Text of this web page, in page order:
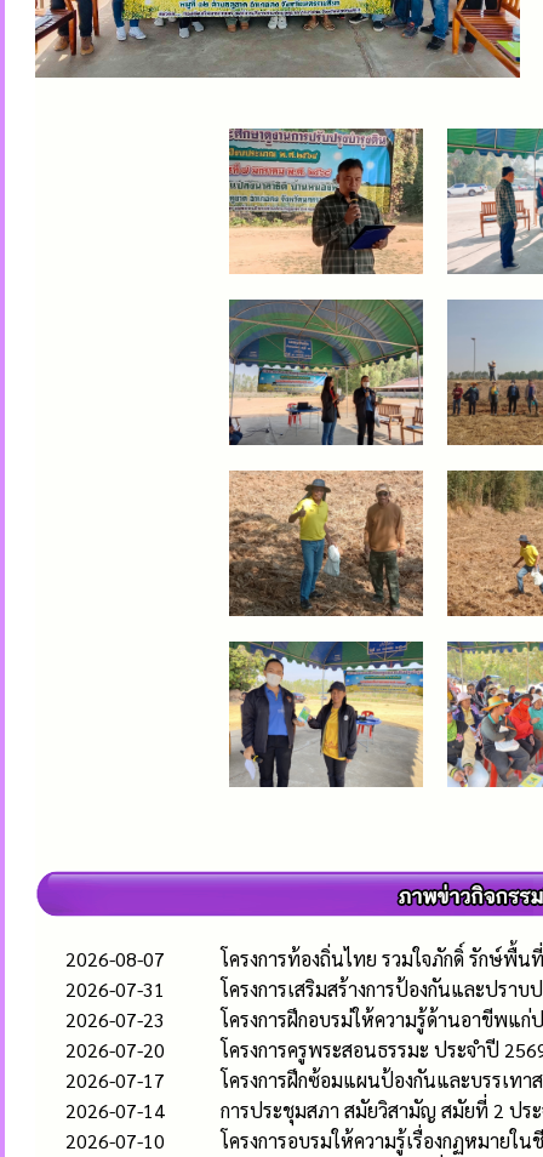
2026-08-07
โครงการท้องถิ่นไทย รวมใจภักดิ์ รักษ์พื้น
2026-07-31
โครงการเสริมสร้างการป้องกันและปรา
2026-07-23
โครงการฝึกอบรม่ให้ความรู้ด้านอาขีพแ
2026-07-20
โครงการครูพระสอนธรรมะ ประจำปี
2026-07-17
โครงการฝึกซ้อมแผนป้องกันและบรรเท
2026-07-14
การประชุมสภา สมัยวิสามัญ สมัยที่ 2 ปร
2026-07-10
โครงการอบรมให้ความรู้เรื่องกฏหมาย